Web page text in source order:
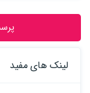
لینک های مفید